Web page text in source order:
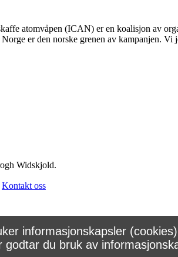
atomvåpen (ICAN) er en koalisjon av
er den norske grenen av kampanjen. Vi
Widskjold.
Kontakt oss
informasjonskapsler
godtar du bruk av